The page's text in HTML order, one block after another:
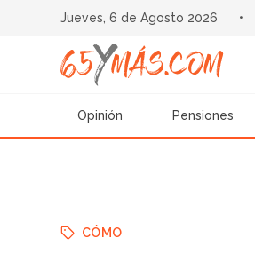
Jueves, 6 de Agosto 2026 •
Opinión Pensiones
CÓMO